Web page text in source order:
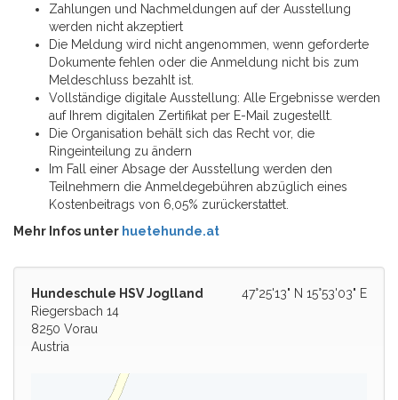
Zahlungen und Nachmeldungen auf der Ausstellung
werden nicht akzeptiert
Die Meldung wird nicht angenommen, wenn geforderte
Dokumente fehlen oder die Anmeldung nicht bis zum
Meldeschluss bezahlt ist.
Vollständige digitale Ausstellung: Alle Ergebnisse werden
auf Ihrem digitalen Zertifikat per E-Mail zugestellt.
Die Organisation behält sich das Recht vor, die
Ringeinteilung zu ändern
Im Fall einer Absage der Ausstellung werden den
Teilnehmern die Anmeldegebühren abzüglich eines
Kostenbeitrags von 6,05% zurückerstattet.
Mehr Infos unter huetehunde.at
47°25'13" N 15°53'03" E
Hundeschule HSV Joglland
Riegersbach 14
8250 Vorau
Austria